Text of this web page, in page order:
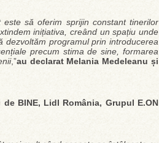
este să oferim sprijin constant tinerilor
inițiativa, creând un spațiu unde
dezvoltăm programul prin introducerea
precum stima de sine, formarea
,”au declarat Melania Medeleanu și
BINE, Lidl România, Grupul E.ON